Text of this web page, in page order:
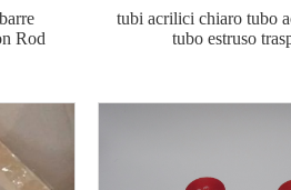
Rod
tubi acrilici chiaro tubo
tubo estruso